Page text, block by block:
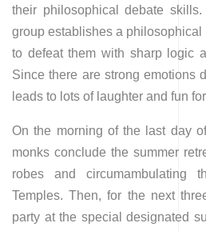
their philosophical debate
group establishes a
to defeat them with sharp logic
Since there are strong emotions
leads to lots of laughter and fun
On the morning of the last day
monks conclude the summer
robes and circumambulating
Temples. Then, for the next
party at the special designated